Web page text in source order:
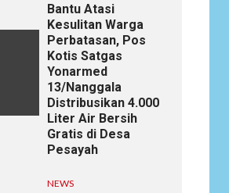
Bantu Atasi
Kesulitan Warga
Perbatasan, Pos
Kotis Satgas
Yonarmed
13/Nanggala
Distribusikan 4.000
Liter Air Bersih
Gratis di Desa
Pesayah
NEWS